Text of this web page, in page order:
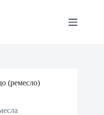
(ремесло)